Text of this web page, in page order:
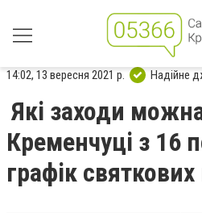
14:02, 13 вересня 2021 р. Надійне
Які заходи
Кременчуці з 16
графік святкових